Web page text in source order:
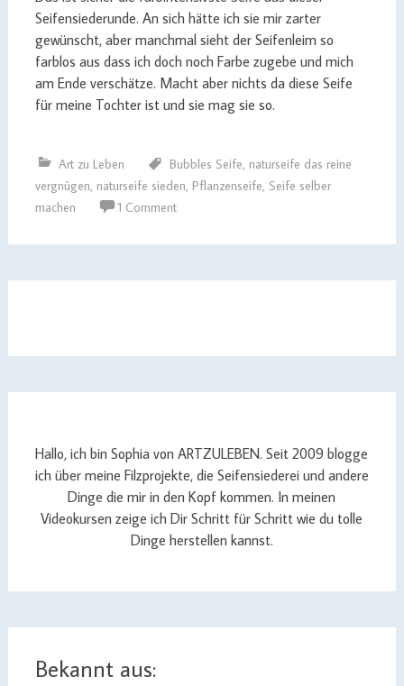
Seifensiederunde. An sich hätte ich sie mir zarter
gewünscht, aber manchmal sieht der Seifenleim so
farblos aus dass ich doch noch Farbe zugebe und mich
am Ende verschätze. Macht aber nichts da diese Seife
für meine Tochter ist und sie mag sie so.
Art zu Leben Bubbles Seife, naturseife das reine
vergnügen, naturseife sieden, Pflanzenseife, Seife selber
machen
1 Comment
Hallo, ich bin Sophia von ARTZULEBEN. Seit 2009 blogge
ich über meine Filzprojekte, die Seifensiederei und andere
Dinge die mir in den Kopf kommen. In meinen
Videokursen zeige ich Dir Schritt für Schritt wie du tolle
Dinge herstellen kannst.
Bekannt aus: